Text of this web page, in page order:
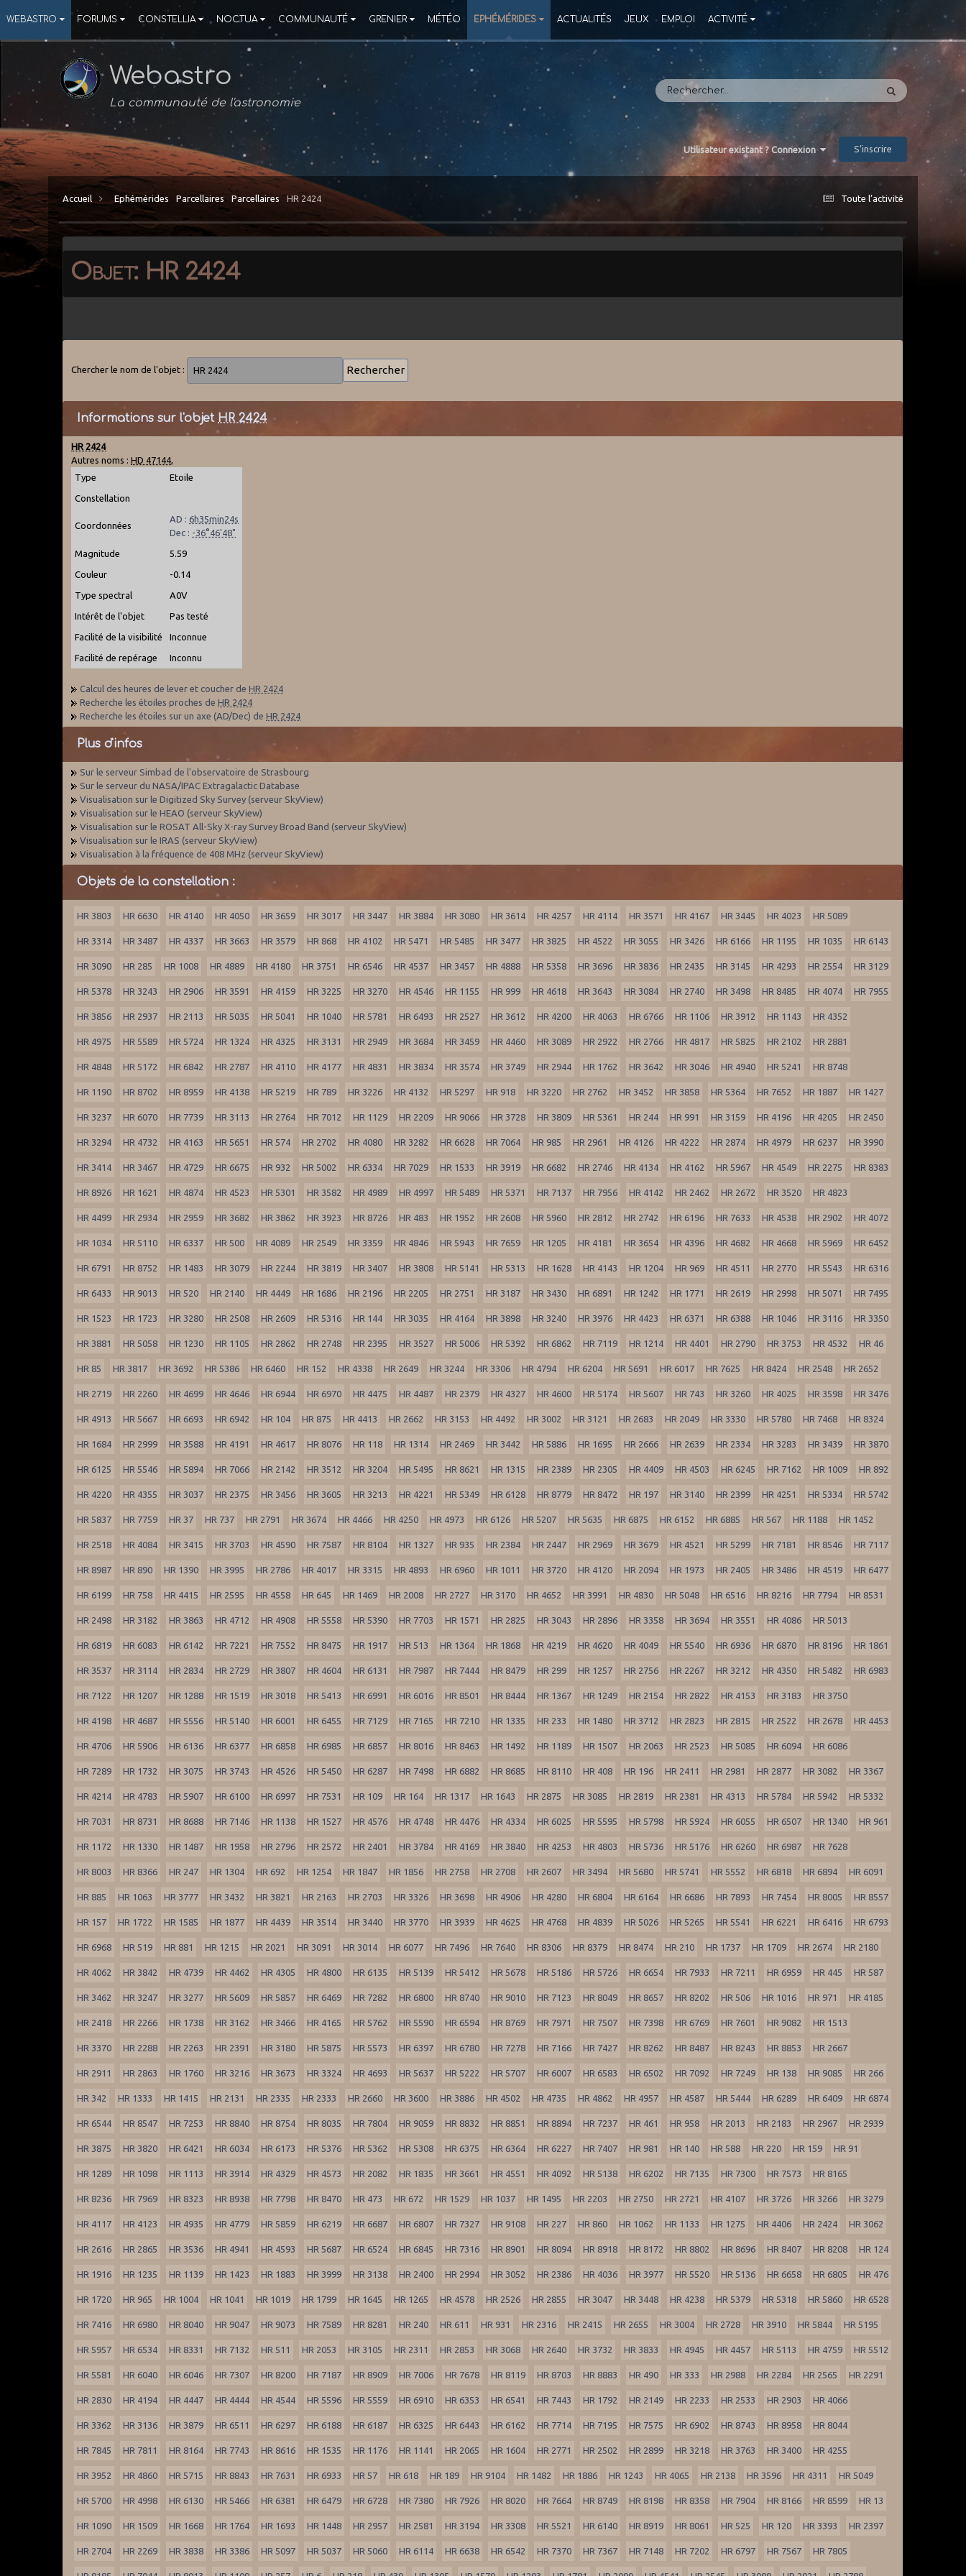
WEBASTRO FORUMS CONSTELLIA NOCTUA COMMUNAUTÉ GRENIER MÉTÉO EPHÉMÉRIDES ACTUALITÉS JEUX EMPLOI ACTIVITÉ
Webastro
La communauté de l'astronomie
Utilisateur existant ? Connexion S’inscrire
Toute l’activité
Accueil Ephémérides Parcellaires Parcellaires HR 2424
Objet: HR 2424
Chercher le nom de l'objet :
Informations sur l'objet HR 2424
HR 2424
Autres noms :HD 47144
Type
Etoile
Constellation
Coordonnées
AD :6h35min24s
Dec : -36°46'48"
Magnitude 5.59
Couleur -0.14
Type spectral A0V
Intérêt de l'objet Pas testé
Facilité de la visibilité Inconnue
Facilité de repérage Inconnu
Calcul des heures de lever et coucher deHR 2424
Recherche les étoiles proches deHR 2424
Recherche les étoiles sur un axe (AD/Dec) deHR 2424
Plus d'infos
Sur le serveur Simbad de l'observatoire de Strasbourg
Sur le serveur du NASA/IPAC Extragalactic Database
Visualisation sur le Digitized Sky Survey (serveur SkyView)
Visualisation sur le HEAO (serveur SkyView)
Visualisation sur le ROSAT All-Sky X-ray Survey Broad Band (serveur SkyView)
Visualisation sur le IRAS (serveur SkyView)
Visualisation à la fréquence de 408 MHz (serveur SkyView)
Objets de la constellation :
HR 3803 HR 6630 HR 4140 HR 4050 HR 3659 HR 3017 HR 3447 HR 3884 HR 3080 HR 3614 HR 4257 HR 4114 HR 3571 HR 4167 HR 3445 HR 4023 HR 5089
HR 3314 HR 3487 HR 4337 HR 3663 HR 3579 HR 868 HR 4102 HR 5471 HR 5485 HR 3477 HR 3825 HR 4522 HR 3055 HR 3426 HR 6166 HR 1195 HR 1035 HR 6143
HR 3090 HR 285 HR 1008 HR 4889 HR 4180 HR 3751 HR 6546 HR 4537 HR 3457 HR 4888 HR 5358 HR 3696 HR 3836 HR 2435 HR 3145 HR 4293 HR 2554 HR 3129
HR 5378 HR 3243 HR 2906 HR 3591 HR 4159 HR 3225 HR 3270 HR 4546 HR 1155 HR 999 HR 4618 HR 3643 HR 3084 HR 2740 HR 3498 HR 8485 HR 4074 HR 7955
HR 3856 HR 2937 HR 2113 HR 5035 HR 5041 HR 1040 HR 5781 HR 6493 HR 2527 HR 3612 HR 4200 HR 4063 HR 6766 HR 1106 HR 3912 HR 1143 HR 4352
HR 4975 HR 5589 HR 5724 HR 1324 HR 4325 HR 3131 HR 2949 HR 3684 HR 3459 HR 4460 HR 3089 HR 2922 HR 2766 HR 4817 HR 5825 HR 2102 HR 2881
HR 4848 HR 5172 HR 6842 HR 2787 HR 4110 HR 4177 HR 4831 HR 3834 HR 3574 HR 3749 HR 2944 HR 1762 HR 3642 HR 3046 HR 4940 HR 5241 HR 8748
HR 1190 HR 8702 HR 8959 HR 4138 HR 5219 HR 789 HR 3226 HR 4132 HR 5297 HR 918 HR 3220 HR 2762 HR 3452 HR 3858 HR 5364 HR 7652 HR 1887 HR 1427
HR 3237 HR 6070 HR 7739 HR 3113 HR 2764 HR 7012 HR 1129 HR 2209 HR 9066 HR 3728 HR 3809 HR 5361 HR 244 HR 991 HR 3159 HR 4196 HR 4205 HR 2450
HR 3294 HR 4732 HR 4163 HR 5651 HR 574 HR 2702 HR 4080 HR 3282 HR 6628 HR 7064 HR 985 HR 2961 HR 4126 HR 4222 HR 2874 HR 4979 HR 6237 HR 3990
HR 3414 HR 3467 HR 4729 HR 6675 HR 932 HR 5002 HR 6334 HR 7029 HR 1533 HR 3919 HR 6682 HR 2746 HR 4134 HR 4162 HR 5967 HR 4549 HR 2275 HR 8383
HR 8926 HR 1621 HR 4874 HR 4523 HR 5301 HR 3582 HR 4989 HR 4997 HR 5489 HR 5371 HR 7137 HR 7956 HR 4142 HR 2462 HR 2672 HR 3520 HR 4823
HR 4499 HR 2934 HR 2959 HR 3682 HR 3862 HR 3923 HR 8726 HR 483 HR 1952 HR 2608 HR 5960 HR 2812 HR 2742 HR 6196 HR 7633 HR 4538 HR 2902 HR 4072
HR 1034 HR 5110 HR 6337 HR 500 HR 4089 HR 2549 HR 3359 HR 4846 HR 5943 HR 7659 HR 1205 HR 4181 HR 3654 HR 4396 HR 4682 HR 4668 HR 5969 HR 6452
HR 6791 HR 8752 HR 1483 HR 3079 HR 2244 HR 3819 HR 3407 HR 3808 HR 5141 HR 5313 HR 1628 HR 4143 HR 1204 HR 969 HR 4511 HR 2770 HR 5543 HR 6316
HR 6433 HR 9013 HR 520 HR 2140 HR 4449 HR 1686 HR 2196 HR 2205 HR 2751 HR 3187 HR 3430 HR 6891 HR 1242 HR 1771 HR 2619 HR 2998 HR 5071 HR 7495
HR 1523 HR 1723 HR 3280 HR 2508 HR 2609 HR 5316 HR 144 HR 3035 HR 4164 HR 3898 HR 3240 HR 3976 HR 4423 HR 6371 HR 6388 HR 1046 HR 3116 HR 3350
HR 3881 HR 5058 HR 1230 HR 1105 HR 2862 HR 2748 HR 2395 HR 3527 HR 5006 HR 5392 HR 6862 HR 7119 HR 1214 HR 4401 HR 2790 HR 3753 HR 4532 HR 46
HR 85 HR 3817 HR 3692 HR 5386 HR 6460 HR 152 HR 4338 HR 2649 HR 3244 HR 3306 HR 4794 HR 6204 HR 5691 HR 6017 HR 7625 HR 8424 HR 2548 HR 2652
HR 2719 HR 2260 HR 4699 HR 4646 HR 6944 HR 6970 HR 4475 HR 4487 HR 2379 HR 4327 HR 4600 HR 5174 HR 5607 HR 743 HR 3260 HR 4025 HR 3598 HR 3476
HR 4913 HR 5667 HR 6693 HR 6942 HR 104 HR 875 HR 4413 HR 2662 HR 3153 HR 4492 HR 3002 HR 3121 HR 2683 HR 2049 HR 3330 HR 5780 HR 7468 HR 8324
HR 1684 HR 2999 HR 3588 HR 4191 HR 4617 HR 8076 HR 118 HR 1314 HR 2469 HR 3442 HR 5886 HR 1695 HR 2666 HR 2639 HR 2334 HR 3283 HR 3439 HR 3870
HR 6125 HR 5546 HR 5894 HR 7066 HR 2142 HR 3512 HR 3204 HR 5495 HR 8621 HR 1315 HR 2389 HR 2305 HR 4409 HR 4503 HR 6245 HR 7162 HR 1009 HR 892
HR 4220 HR 4355 HR 3037 HR 2375 HR 3456 HR 3605 HR 3213 HR 4221 HR 5349 HR 6128 HR 8779 HR 8472 HR 197 HR 3140 HR 2399 HR 4251 HR 5334 HR 5742
HR 5837 HR 7759 HR 37 HR 737 HR 2791 HR 3674 HR 4466 HR 4250 HR 4973 HR 6126 HR 5207 HR 5635 HR 6875 HR 6152 HR 6885 HR 567 HR 1188 HR 1452
HR 2518 HR 4084 HR 3415 HR 3703 HR 4590 HR 7587 HR 8104 HR 1327 HR 935 HR 2384 HR 2447 HR 2969 HR 3679 HR 4521 HR 5299 HR 7181 HR 8546 HR 7117
HR 8987 HR 890 HR 1390 HR 3995 HR 2786 HR 4017 HR 3315 HR 4893 HR 6960 HR 1011 HR 3720 HR 4120 HR 2094 HR 1973 HR 2405 HR 3486 HR 4519 HR 6477
HR 6199 HR 758 HR 4415 HR 2595 HR 4558 HR 645 HR 1469 HR 2008 HR 2727 HR 3170 HR 4652 HR 3991 HR 4830 HR 5048 HR 6516 HR 8216 HR 7794 HR 8531
HR 2498 HR 3182 HR 3863 HR 4712 HR 4908 HR 5558 HR 5390 HR 7703 HR 1571 HR 2825 HR 3043 HR 2896 HR 3358 HR 3694 HR 3551 HR 4086 HR 5013
HR 6819 HR 6083 HR 6142 HR 7221 HR 7552 HR 8475 HR 1917 HR 513 HR 1364 HR 1868 HR 4219 HR 4620 HR 4049 HR 5540 HR 6936 HR 6870 HR 8196 HR 1861
HR 3537 HR 3114 HR 2834 HR 2729 HR 3807 HR 4604 HR 6131 HR 7987 HR 7444 HR 8479 HR 299 HR 1257 HR 2756 HR 2267 HR 3212 HR 4350 HR 5482 HR 6983
HR 7122 HR 1207 HR 1288 HR 1519 HR 3018 HR 5413 HR 6991 HR 6016 HR 8501 HR 8444 HR 1367 HR 1249 HR 2154 HR 2822 HR 4153 HR 3183 HR 3750
HR 4198 HR 4687 HR 5556 HR 5140 HR 6001 HR 6455 HR 7129 HR 7165 HR 7210 HR 1335 HR 233 HR 1480 HR 3712 HR 2823 HR 2815 HR 2522 HR 2678 HR 4453
HR 4706 HR 5906 HR 6136 HR 6377 HR 6858 HR 6985 HR 6857 HR 8016 HR 8463 HR 1492 HR 1189 HR 1507 HR 2063 HR 2523 HR 5085 HR 6094 HR 6086
HR 7289 HR 1732 HR 3075 HR 3743 HR 4526 HR 5450 HR 6287 HR 7498 HR 6882 HR 8685 HR 8110 HR 408 HR 196 HR 2411 HR 2981 HR 2877 HR 3082 HR 3367
HR 4214 HR 4783 HR 5907 HR 6100 HR 6997 HR 7531 HR 109 HR 164 HR 1317 HR 1643 HR 2875 HR 3085 HR 2819 HR 2381 HR 4313 HR 5784 HR 5942 HR 5332
HR 7031 HR 8731 HR 8688 HR 7146 HR 1138 HR 1527 HR 4576 HR 4748 HR 4476 HR 4334 HR 6025 HR 5595 HR 5798 HR 5924 HR 6055 HR 6507 HR 1340 HR 961
HR 1172 HR 1330 HR 1487 HR 1958 HR 2796 HR 2572 HR 2401 HR 3784 HR 4169 HR 3840 HR 4253 HR 4803 HR 5736 HR 5176 HR 6260 HR 6987 HR 7628
HR 8003 HR 8366 HR 247 HR 1304 HR 692 HR 1254 HR 1847 HR 1856 HR 2758 HR 2708 HR 2607 HR 3494 HR 5680 HR 5741 HR 5552 HR 6818 HR 6894 HR 6091
HR 885 HR 1063 HR 3777 HR 3432 HR 3821 HR 2163 HR 2703 HR 3326 HR 3698 HR 4906 HR 4280 HR 6804 HR 6164 HR 6686 HR 7893 HR 7454 HR 8005 HR 8557
HR 157 HR 1722 HR 1585 HR 1877 HR 4439 HR 3514 HR 3440 HR 3770 HR 3939 HR 4625 HR 4768 HR 4839 HR 5026 HR 5265 HR 5541 HR 6221 HR 6416 HR 6793
HR 6968 HR 519 HR 881 HR 1215 HR 2021 HR 3091 HR 3014 HR 6077 HR 7496 HR 7640 HR 8306 HR 8379 HR 8474 HR 210 HR 1737 HR 1709 HR 2674 HR 2180
HR 4062 HR 3842 HR 4739 HR 4462 HR 4305 HR 4800 HR 6135 HR 5139 HR 5412 HR 5678 HR 5186 HR 5726 HR 6654 HR 7933 HR 7211 HR 6959 HR 445 HR 587
HR 3462 HR 3247 HR 3277 HR 5609 HR 5857 HR 6469 HR 7282 HR 6800 HR 8740 HR 9010 HR 7123 HR 8049 HR 8657 HR 8202 HR 506 HR 1016 HR 971 HR 4185
HR 2418 HR 2266 HR 1738 HR 3162 HR 3466 HR 4165 HR 5762 HR 5590 HR 6594 HR 8769 HR 7971 HR 7507 HR 7398 HR 6769 HR 7601 HR 9082 HR 1513
HR 3370 HR 2288 HR 2263 HR 2391 HR 3180 HR 5875 HR 5573 HR 6397 HR 6780 HR 7278 HR 7166 HR 7427 HR 8262 HR 8487 HR 8243 HR 8853 HR 2667
HR 2911 HR 2863 HR 1760 HR 3216 HR 3673 HR 3324 HR 4693 HR 5637 HR 5222 HR 5707 HR 6007 HR 6583 HR 6502 HR 7092 HR 7249 HR 138 HR 9085 HR 266
HR 342 HR 1333 HR 1415 HR 2131 HR 2335 HR 2333 HR 2660 HR 3600 HR 3886 HR 4502 HR 4735 HR 4862 HR 4957 HR 4587 HR 5444 HR 6289 HR 6409 HR 6874
HR 6544 HR 8547 HR 7253 HR 8840 HR 8754 HR 8035 HR 7804 HR 9059 HR 8832 HR 8851 HR 8894 HR 7237 HR 461 HR 958 HR 2013 HR 2183 HR 2967 HR 2939
HR 3875 HR 3820 HR 6421 HR 6034 HR 6173 HR 5376 HR 5362 HR 5308 HR 6375 HR 6364 HR 6227 HR 7407 HR 981 HR 140 HR 588 HR 220 HR 159 HR 91
HR 1289 HR 1098 HR 1113 HR 3914 HR 4329 HR 4573 HR 2082 HR 1835 HR 3661 HR 4551 HR 4092 HR 5138 HR 6202 HR 7135 HR 7300 HR 7573 HR 8165
HR 8236 HR 7969 HR 8323 HR 8938 HR 7798 HR 8470 HR 473 HR 672 HR 1529 HR 1037 HR 1495 HR 2203 HR 2750 HR 2721 HR 4107 HR 3726 HR 3266 HR 3279
HR 4117 HR 4123 HR 4935 HR 4779 HR 5859 HR 6219 HR 6687 HR 6807 HR 7327 HR 9108 HR 227 HR 860 HR 1062 HR 1133 HR 1275 HR 4406 HR 2424 HR 3062
HR 2616 HR 2865 HR 3536 HR 4941 HR 4593 HR 5687 HR 6524 HR 6845 HR 7316 HR 8901 HR 8094 HR 8918 HR 8172 HR 8802 HR 8696 HR 8407 HR 8208 HR 124
HR 1916 HR 1235 HR 1139 HR 1423 HR 1883 HR 3999 HR 3138 HR 2400 HR 2994 HR 3052 HR 2386 HR 4036 HR 3977 HR 5520 HR 5136 HR 6658 HR 6805 HR 476
HR 1720 HR 965 HR 1004 HR 1041 HR 1019 HR 1799 HR 1645 HR 1265 HR 4578 HR 2526 HR 2855 HR 3047 HR 3448 HR 4238 HR 5379 HR 5318 HR 5860 HR 6528
HR 7416 HR 6980 HR 8040 HR 9047 HR 9073 HR 7589 HR 8281 HR 240 HR 611 HR 931 HR 2316 HR 2415 HR 2655 HR 3004 HR 2728 HR 3910 HR 5844 HR 5195
HR 5957 HR 6534 HR 8331 HR 7132 HR 511 HR 2053 HR 3105 HR 2311 HR 2853 HR 3068 HR 2640 HR 3732 HR 3833 HR 4945 HR 4457 HR 5113 HR 4759 HR 5512
HR 5581 HR 6040 HR 6046 HR 7307 HR 8200 HR 7187 HR 8909 HR 7006 HR 7678 HR 8119 HR 8703 HR 8883 HR 490 HR 333 HR 2988 HR 2284 HR 2565 HR 2291
HR 2830 HR 4194 HR 4447 HR 4444 HR 4544 HR 5596 HR 5559 HR 6910 HR 6353 HR 6541 HR 7443 HR 1792 HR 2149 HR 2233 HR 2533 HR 2903 HR 4066
HR 3362 HR 3136 HR 3879 HR 6511 HR 6297 HR 6188 HR 6187 HR 6325 HR 6443 HR 6162 HR 7714 HR 7195 HR 7575 HR 6902 HR 8743 HR 8958 HR 8044
HR 7845 HR 7811 HR 8164 HR 7743 HR 8616 HR 1535 HR 1176 HR 1141 HR 2065 HR 1604 HR 2771 HR 2502 HR 2899 HR 3218 HR 3763 HR 3400 HR 4255
HR 3952 HR 4860 HR 5715 HR 8843 HR 7631 HR 6933 HR 57 HR 618 HR 189 HR 9104 HR 1482 HR 1886 HR 1243 HR 4065 HR 2138 HR 3596 HR 4311 HR 5049
HR 5700 HR 4998 HR 6130 HR 5466 HR 6381 HR 6479 HR 6728 HR 7380 HR 7926 HR 8020 HR 7664 HR 8749 HR 8198 HR 8358 HR 7904 HR 8166 HR 8599 HR 13
HR 1090 HR 1509 HR 1668 HR 1764 HR 1693 HR 1448 HR 2957 HR 2581 HR 3194 HR 3308 HR 5521 HR 6140 HR 8919 HR 8061 HR 525 HR 120 HR 3393 HR 2397
HR 2704 HR 2269 HR 3838 HR 3386 HR 5097 HR 5037 HR 5060 HR 6114 HR 6638 HR 6542 HR 7370 HR 7367 HR 7148 HR 7202 HR 6797 HR 7567 HR 7805